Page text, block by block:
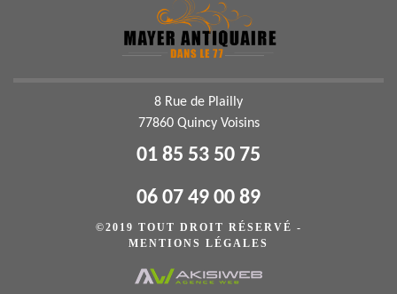
8 Rue de Plailly
77860 Quincy Voisins
01 85 53 50 75
06 07 49 00 89
©2019 TOUT DROIT RÉSERVÉ -
MENTIONS LÉGALES